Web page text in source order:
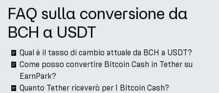
FAQ sulla conversione da
BCH a USDT
Qual è il tasso di cambio attuale da BCH a USDT?
Come posso convertire Bitcoin Cash in Tether su
EarnPark?
Quanto Tether riceverò per 1 Bitcoin Cash?